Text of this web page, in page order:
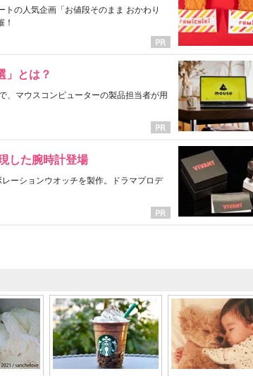
の人気企画「お値段そのまま おかわり
！
」とは？
、マウスコンピューターの製品担当者が用
した腕時計登場
ーションウオッチを製作。ドラマプロデ